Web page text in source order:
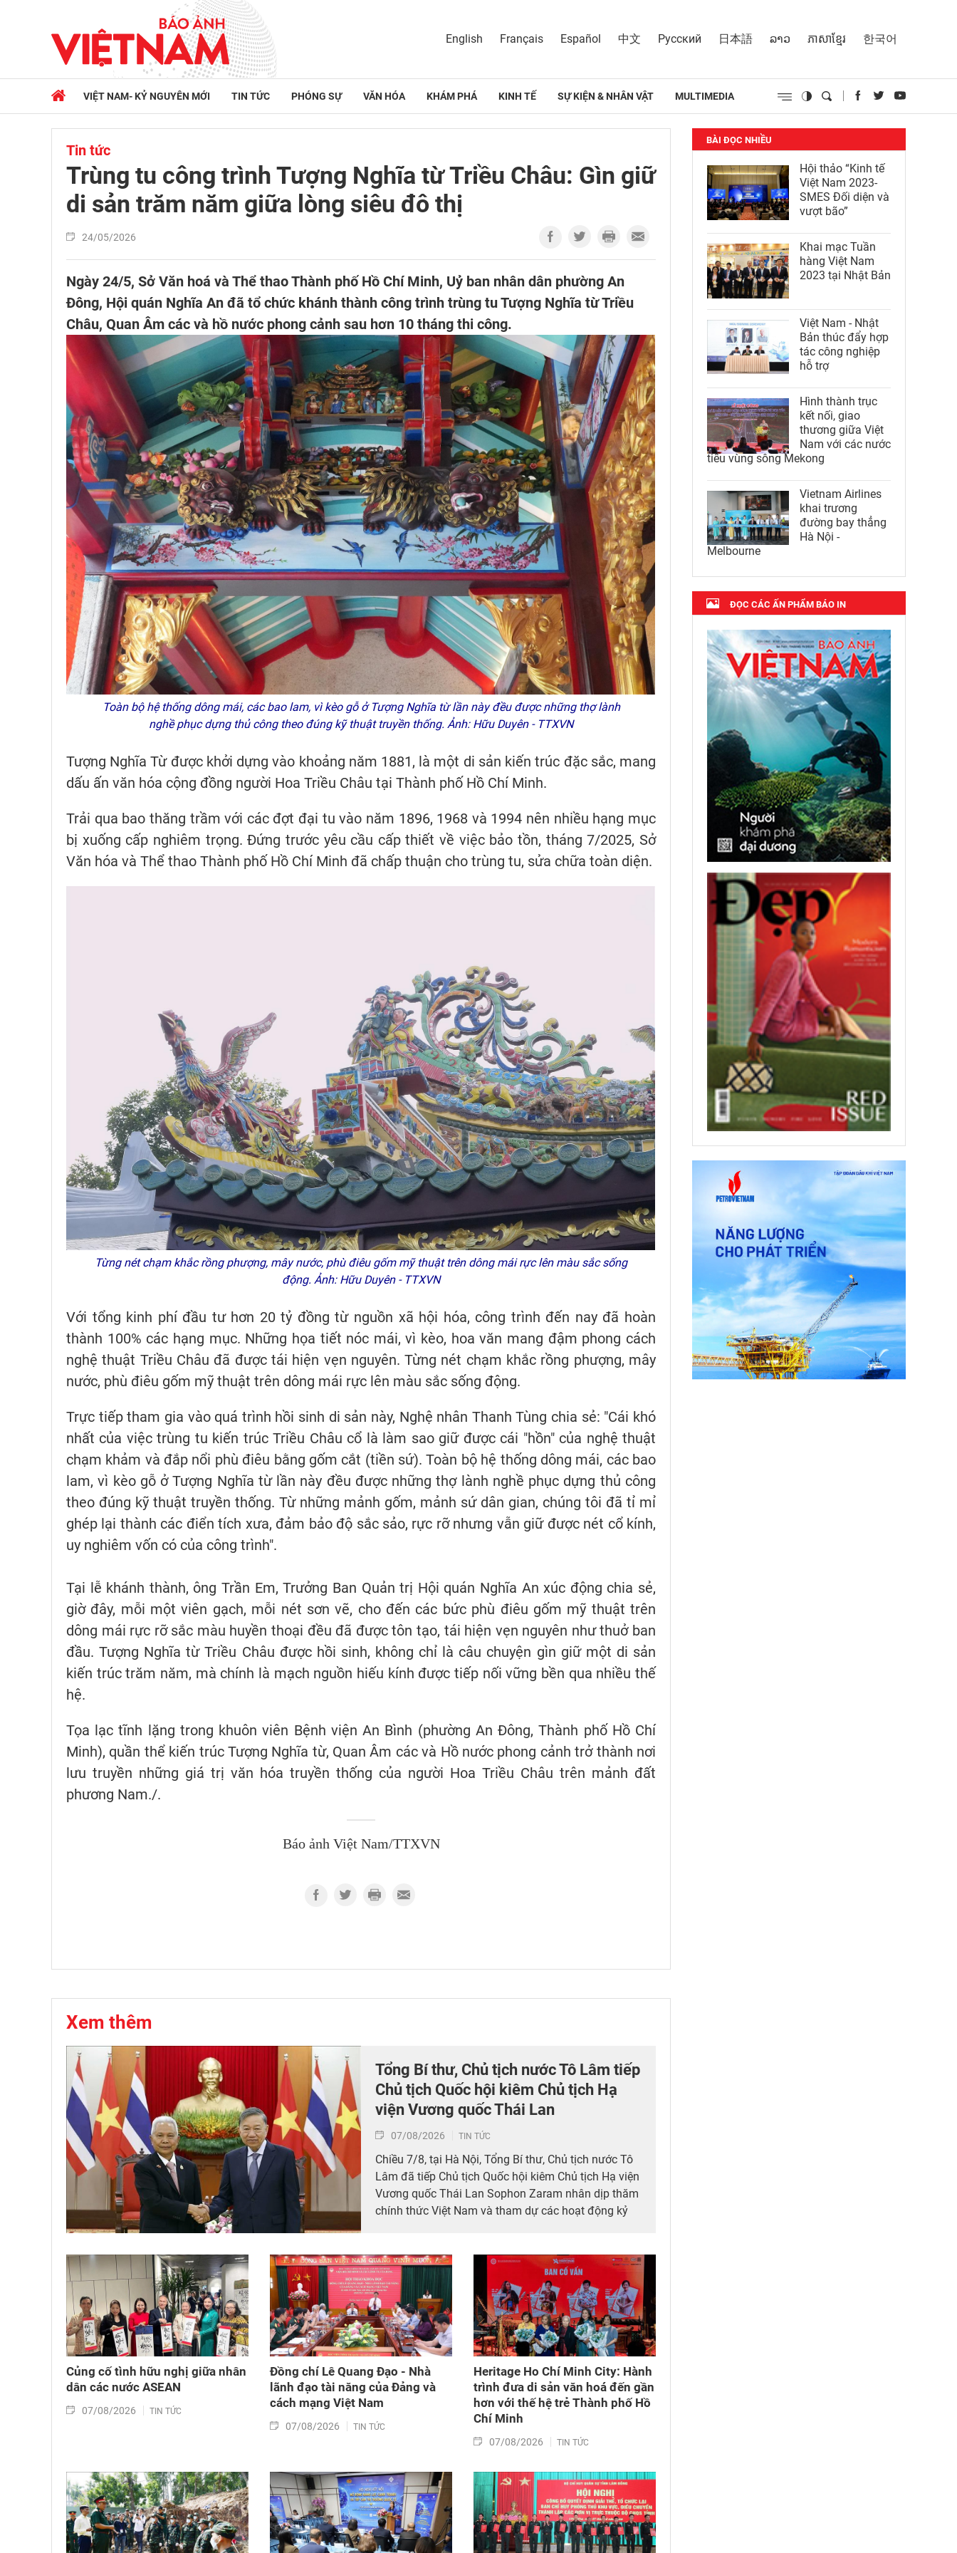
English Français Español 中文 Русский 日本語 ລາວ ភាសាខ្មែរ 한국어
VIỆT NAM- KỶ NGUYÊN MỚI TIN TỨC PHÓNG SỰ VĂN HÓA KHÁM PHÁ KINH TẾ SỰ KIỆN & NHÂN VẬT MULTIMEDIA
Tin tức
Trùng tu công trình Tượng Nghĩa từ Triều Châu: Gìn giữ
di sản trăm năm giữa lòng siêu đô thị
24/05/2026
Ngày 24/5, Sở Văn hoá và Thể thao Thành phố Hồ Chí Minh, Uỷ ban nhân dân phường An
Đông, Hội quán Nghĩa An đã tổ chức khánh thành công trình trùng tu Tượng Nghĩa từ Triều
Châu, Quan Âm các và hồ nước phong cảnh sau hơn 10 tháng thi công.
Toàn bộ hệ thống dông mái, các bao lam, vì kèo gỗ ở Tượng Nghĩa từ lần này đều được những thợ lành
nghề phục dựng thủ công theo đúng kỹ thuật truyền thống. Ảnh: Hữu Duyên - TTXVN
Tượng Nghĩa Từ được khởi dựng vào khoảng năm 1881, là một di sản kiến trúc đặc sắc, mang
dấu ấn văn hóa cộng đồng người Hoa Triều Châu tại Thành phố Hồ Chí Minh.
Trải qua bao thăng trầm với các đợt đại tu vào năm 1896, 1968 và 1994 nên nhiều hạng mục
bị xuống cấp nghiêm trọng. Đứng trước yêu cầu cấp thiết về việc bảo tồn, tháng 7/2025, Sở
Văn hóa và Thể thao Thành phố Hồ Chí Minh đã chấp thuận cho trùng tu, sửa chữa toàn diện.
Từng nét chạm khắc rồng phượng, mây nước, phù điêu gốm mỹ thuật trên dông mái rực lên màu sắc sống
động. Ảnh: Hữu Duyên - TTXVN
Với tổng kinh phí đầu tư hơn 20 tỷ đồng từ nguồn xã hội hóa, công trình đến nay đã hoàn
thành 100% các hạng mục. Những họa tiết nóc mái, vì kèo, hoa văn mang đậm phong cách
nghệ thuật Triều Châu đã được tái hiện vẹn nguyên. Từng nét chạm khắc rồng phượng, mây
nước, phù điêu gốm mỹ thuật trên dông mái rực lên màu sắc sống động.
Trực tiếp tham gia vào quá trình hồi sinh di sản này, Nghệ nhân Thanh Tùng chia sẻ: "Cái khó
nhất của việc trùng tu kiến trúc Triều Châu cổ là làm sao giữ được cái "hồn" của nghệ thuật
chạm khảm và đắp nổi phù điêu bằng gốm cắt (tiền sứ). Toàn bộ hệ thống dông mái, các bao
lam, vì kèo gỗ ở Tượng Nghĩa từ lần này đều được những thợ lành nghề phục dựng thủ công
theo đúng kỹ thuật truyền thống. Từ những mảnh gốm, mảnh sứ dân gian, chúng tôi đã tỉ mỉ
ghép lại thành các điển tích xưa, đảm bảo độ sắc sảo, rực rỡ nhưng vẫn giữ được nét cổ kính,
uy nghiêm vốn có của công trình".
Tại lễ khánh thành, ông Trần Em, Trưởng Ban Quản trị Hội quán Nghĩa An xúc động chia sẻ,
giờ đây, mỗi một viên gạch, mỗi nét sơn vẽ, cho đến các bức phù điêu gốm mỹ thuật trên
dông mái rực rỡ sắc màu huyền thoại đều đã được tôn tạo, tái hiện vẹn nguyên như thuở ban
đầu. Tượng Nghĩa từ Triều Châu được hồi sinh, không chỉ là câu chuyện gìn giữ một di sản
kiến trúc trăm năm, mà chính là mạch nguồn hiếu kính được tiếp nối vững bền qua nhiều thế
hệ.
Tọa lạc tĩnh lặng trong khuôn viên Bệnh viện An Bình (phường An Đông, Thành phố Hồ Chí
Minh), quần thể kiến trúc Tượng Nghĩa từ, Quan Âm các và Hồ nước phong cảnh trở thành nơi
lưu truyền những giá trị văn hóa truyền thống của người Hoa Triều Châu trên mảnh đất
phương Nam./.
Báo ảnh Việt Nam/TTXVN
Xem thêm
Tổng Bí thư, Chủ tịch nước Tô Lâm tiếp
Chủ tịch Quốc hội kiêm Chủ tịch Hạ
viện Vương quốc Thái Lan
07/08/2026 TIN TỨC
Chiều 7/8, tại Hà Nội, Tổng Bí thư, Chủ tịch nước Tô
Lâm đã tiếp Chủ tịch Quốc hội kiêm Chủ tịch Hạ viện
Vương quốc Thái Lan Sophon Zaram nhân dịp thăm
chính thức Việt Nam và tham dự các hoạt động kỷ
Củng cố tình hữu nghị giữa nhân
dân các nước ASEAN
07/08/2026 TIN TỨC
Đồng chí Lê Quang Đạo - Nhà
lãnh đạo tài năng của Đảng và
cách mạng Việt Nam​
07/08/2026 TIN TỨC
Heritage Ho Chí Minh City: Hành
trình đưa di sản văn hoá đến gần
hơn với thế hệ trẻ Thành phố Hồ
Chí Minh
07/08/2026 TIN TỨC
BÀI ĐỌC NHIỀU
Hội thảo “Kinh tế
Việt Nam 2023-
SMES Đối diện và
vượt bão”
Khai mạc Tuần
hàng Việt Nam
2023 tại Nhật Bản
Việt Nam - Nhật
Bản thúc đẩy hợp
tác công nghiệp
hỗ trợ
Hình thành trục
kết nối, giao
thương giữa Việt
Nam với các nước
tiểu vùng sông Mekong
Vietnam Airlines
khai trương
đường bay thẳng
Hà Nội -
Melbourne
ĐỌC CÁC ẤN PHẨM BÁO IN